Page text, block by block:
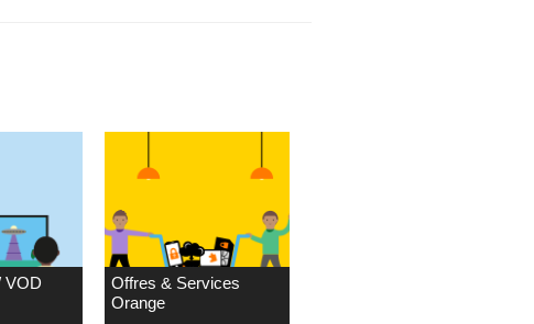
VOD
Offres & Services
Orange